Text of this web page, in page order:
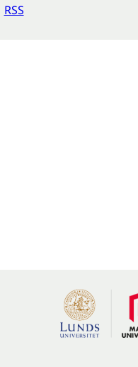
RSS